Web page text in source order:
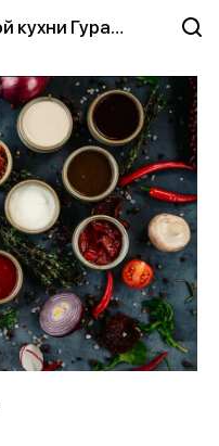
Ресторан грузинской кухни Гурави (GURAVI)